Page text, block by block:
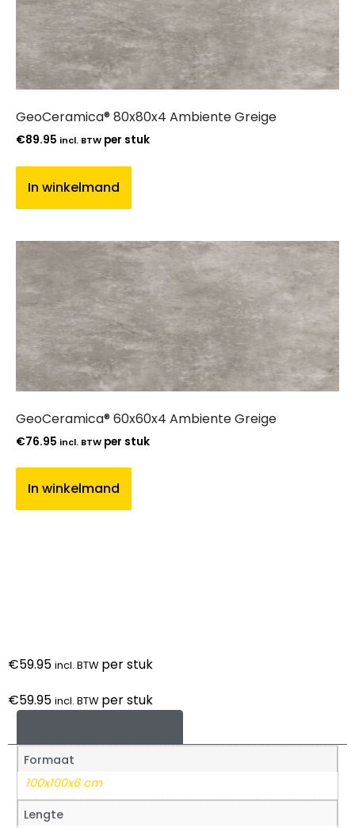
GeoCeramica® 80x80x4 Ambiente Greige
€89.95 incl. BTW per stuk
In winkelmand
GeoCeramica® 60x60x4 Ambiente Greige
€76.95 incl. BTW per stuk
In winkelmand
€59.95 incl. BTW per stuk
€59.95 incl. BTW per stuk
Formaat
100x100x6 cm
Lengte